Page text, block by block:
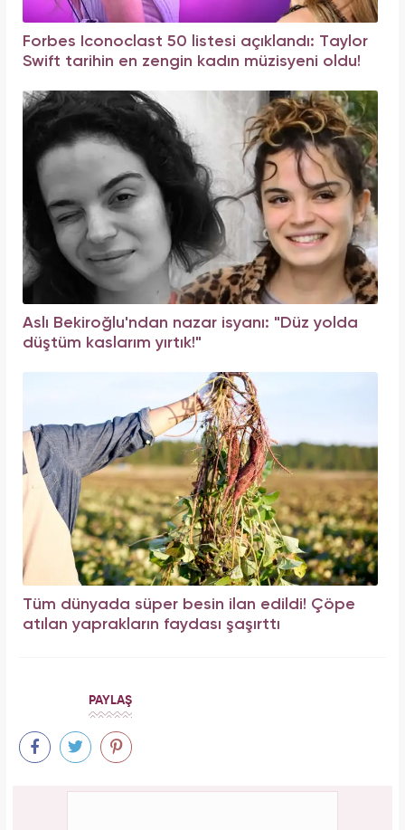
Forbes Iconoclast 50 listesi açıklandı: Taylor
Swift tarihin en zengin kadın müzisyeni oldu!
Aslı Bekiroğlu'ndan nazar isyanı: "Düz yolda
düştüm kaslarım yırtık!"
Tüm dünyada süper besin ilan edildi! Çöpe
atılan yaprakların faydası şaşırttı
PAYLAŞ